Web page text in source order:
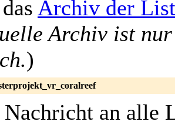
Archiv der
Archiv ist
)
an alle